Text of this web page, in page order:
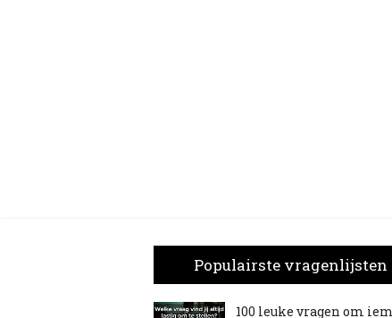
Populairste vragenlijsten
100 leuke vragen om